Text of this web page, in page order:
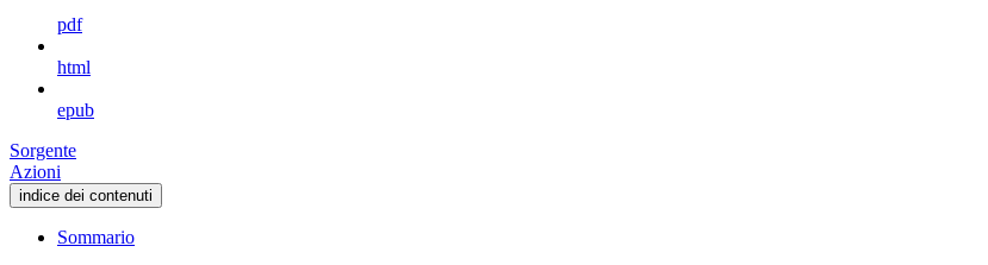
pdf
html
epub
Sorgente
Azioni
indice dei contenuti
Sommario